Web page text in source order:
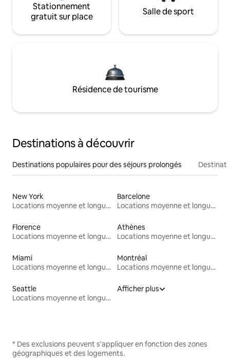
Stationnement
gratuit sur place
Salle de sport
Résidence de tourisme
Destinations à découvrir
Destinations populaires pour des séjours prolongés
New York
Locations moyenne et longue durée
Barcelone
Locations moyenne et longue durée
Florence
Locations moyenne et longue durée
Athènes
Locations moyenne et longue durée
Miami
Locations moyenne et longue durée
Montréal
Locations moyenne et longue durée
Seattle
Locations moyenne et longue durée
Afficher plus
* Des exclusions peuvent s'appliquer en fonction des zones
géographiques et des logements.